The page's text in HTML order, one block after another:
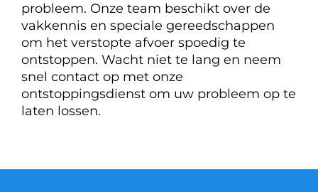
probleem. Onze team beschikt over de
vakkennis en speciale gereedschappen
om het verstopte afvoer spoedig te
ontstoppen. Wacht niet te lang en neem
snel contact op met onze
ontstoppingsdienst om uw probleem op te
laten lossen.